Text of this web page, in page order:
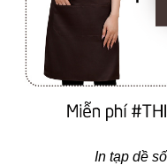
In tạp dề